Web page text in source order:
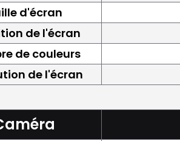
d'écran
de l'écran
de couleurs
de l'écran